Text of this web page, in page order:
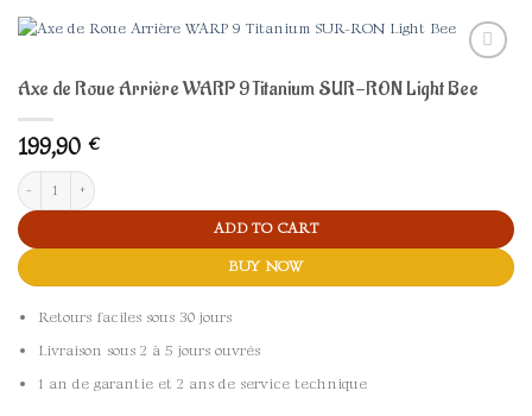
wishlist
Axe de Roue Arrière WARP 9 Titanium SUR-RON Light Bee
199,90 €
Axe de Roue Arrière WARP 9 Titanium SUR-RON Light Bee quantity
ADD TO CART
BUY NOW
Retours faciles sous 30 jours
Livraison sous 2 à 5 jours ouvrés
1 an de garantie et 2 ans de service technique